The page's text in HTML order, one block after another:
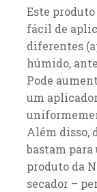
Este
fácil de
diferentes
húmido,
Pode
um
Além disso,
bastam
produto da
secador –